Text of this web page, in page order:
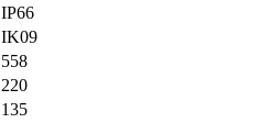
IP66
IK09
558
220
135